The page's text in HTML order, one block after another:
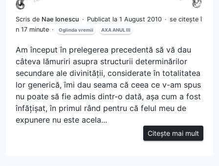
Scris de Nae Ionescu Publicat la 1 August 2010
se citește î
n 17 minute
Oglinda vremii AXA ANUL III
Am început în prelegerea precedentă să vă dau
câteva lămuriri asupra structurii determinărilor
secundare ale divinității, considerate în totalitatea
lor generică, îmi dau seama că ceea ce v-am spus
nu poate să fie admis dintr-o dată, așa cum a fost
înfățișat, în primul rând pentru că felul meu de
expunere nu este acela...
Citește mai mult